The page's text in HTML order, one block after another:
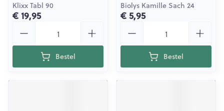
Klixx Tabl 90
€ 19,95
Bestel
Biolys Kamille Sach 24
€ 5,95
Bestel